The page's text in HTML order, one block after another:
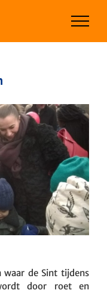
waar de Sint tijdens
door roet en